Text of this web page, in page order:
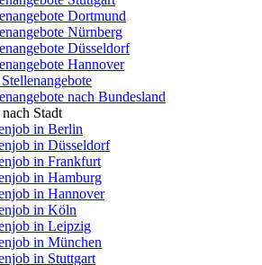
Dortmund
Nürnberg
Düsseldorf
Hannover
nach Bundesland
Stadt
in Berlin
in Düsseldorf
in Frankfurt
in Hamburg
in Hannover
in Köln
in Leipzig
in München
in Stuttgart